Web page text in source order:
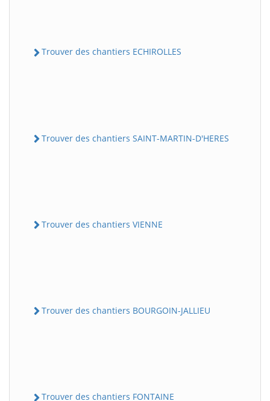
Trouver des chantiers ECHIROLLES
Trouver des chantiers SAINT-MARTIN-D'HERES
Trouver des chantiers VIENNE
Trouver des chantiers BOURGOIN-JALLIEU
Trouver des chantiers FONTAINE